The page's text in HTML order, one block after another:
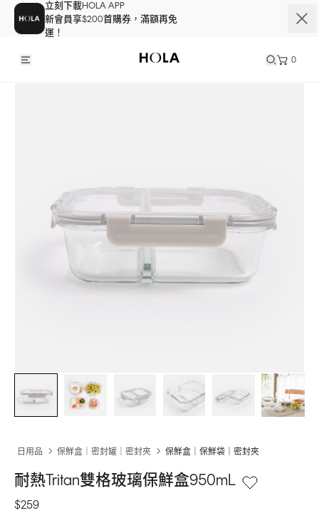
立刻下載HOLA APP
新會員享$200首購券，滿額再免
運！
0
+More
日用品 保鮮盒｜密封罐｜密封夾 保鮮盒｜保鮮袋｜密封夾
耐熱Tritan雙格玻璃保鮮盒950mL
$259